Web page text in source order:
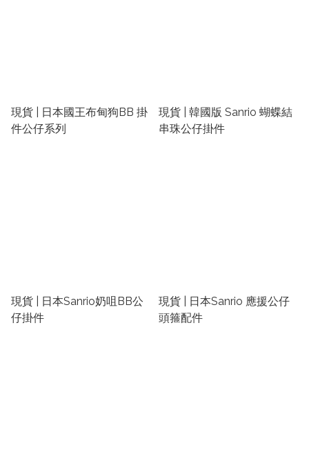
現貨 | 日本國王布甸狗BB 掛
件公仔系列
現貨 | 韓國版 Sanrio 蝴蝶結
串珠公仔掛件
現貨 | 日本Sanrio奶咀BB公
仔掛件
現貨 | 日本Sanrio 應援公仔
頭箍配件